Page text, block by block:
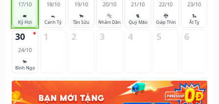
17/10
🐖
Kỷ Hợi
18/10
🐀
Canh Tý
19/10
🐂
Tân Sửu
20/10
🐅
Nhâm Dần
21/10
🐈
Quý Mão
22/10
🐉
Giáp Thìn
23/10
🐍
Ất Tỵ
30
24/10
🐎
Bính Ngọ
1 2 3 4 5 6